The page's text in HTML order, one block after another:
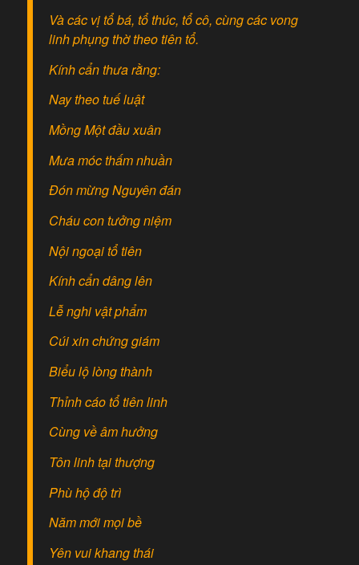
Và các vị tổ bá, tổ thúc, tổ cô, cùng các vong
linh phụng thờ theo tiên tổ.
Kính cẩn thưa rằng:
Nay theo tuế luật
Mồng Một đầu xuân
Mưa móc thấm nhuần
Đón mừng Nguyên đán
Cháu con tưởng niệm
Nội ngoại tổ tiên
Kính cẩn dâng lên
Lễ nghi vật phẩm
Cúi xin chứng giám
Biểu lộ lòng thành
Thỉnh cáo tổ tiên linh
Cùng về âm hưởng
Tôn linh tại thượng
Phù hộ độ trì
Năm mới mọi bề
Yên vui khang thái